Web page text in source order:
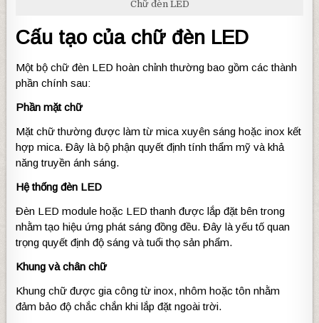
Chữ đèn LED
Cấu tạo của chữ đèn LED
Một bộ chữ đèn LED hoàn chỉnh thường bao gồm các thành
phần chính sau:
Phần mặt chữ
Mặt chữ thường được làm từ mica xuyên sáng hoặc inox kết
hợp mica. Đây là bộ phận quyết định tính thẩm mỹ và khả
năng truyền ánh sáng.
Hệ thống đèn LED
Đèn LED module hoặc LED thanh được lắp đặt bên trong
nhằm tạo hiệu ứng phát sáng đồng đều. Đây là yếu tố quan
trọng quyết định độ sáng và tuổi thọ sản phẩm.
Khung và chân chữ
Khung chữ được gia công từ inox, nhôm hoặc tôn nhằm
đảm bảo độ chắc chắn khi lắp đặt ngoài trời.